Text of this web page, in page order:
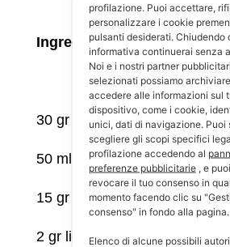
Ingredienti:
30 gr farina integrale
50 ml latte di latte vegetale
15 gr di gocce cioccolato
2 gr lievito per dolci
profilazione. Puoi accettare,
personalizzare i cookie
pulsanti desiderati. Chiudendo
informativa continuerai senza
Noi e i nostri partner pubblicitari
selezionati possiamo
accedere alle informazioni sul
dispositivo, come i cookie,
unici, dati di navigazione. Puoi
scegliere gli scopi specifici
profilazione accedendo al
preferenze pubblicitarie, e
revocare il tuo consenso in
momento facendo clic su
consenso" in fondo alla pagina.
Elenco di alcune possibili